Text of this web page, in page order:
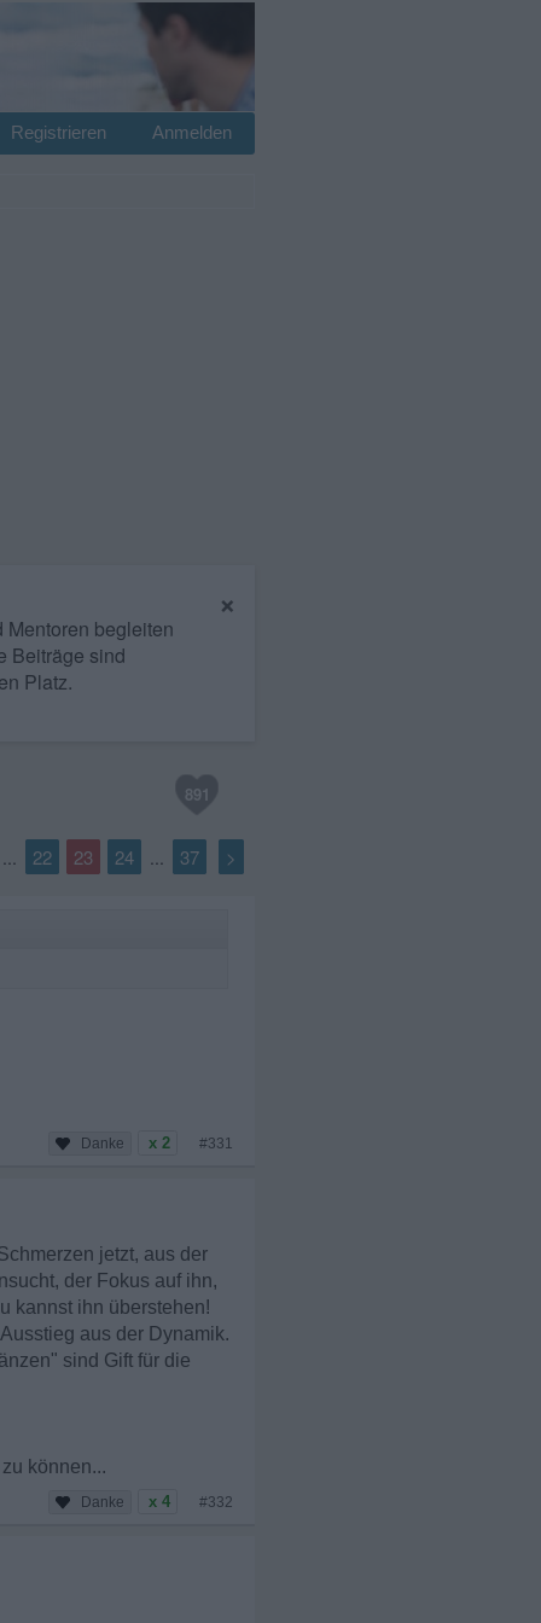
Anmelden
Registrieren
×
begleiten
Beiträge sind
Platz.
891
22 23 24 ... 37 >
x 2 #331
jetzt, aus der
der Fokus auf ihn,
kannst ihn überstehen!
aus der Dynamik.
sind Gift für die
können...
x 4 #332